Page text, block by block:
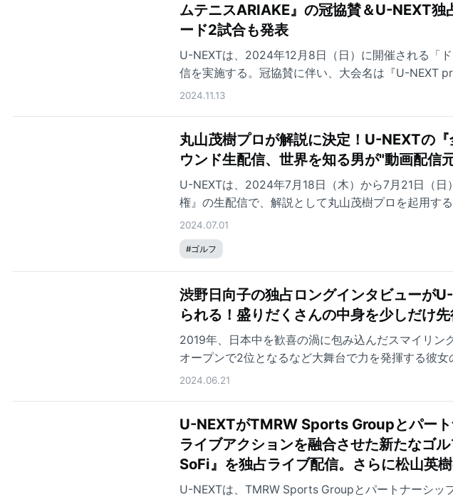
ムテニスARIAKE』の冠協賛＆U-NEXT独
ード2試合も発表
U-NEXTは、2024年12月8日（日）に開催される「
信を実施する。冠協賛に伴い、大会名は『U-NEXT
の月額会員の方であれば、追加料金なくお楽しみいた
2024.11.13
丸山茂樹プロが解説に決定！U-NEXTの
ウンド生配信、世界を知る男が"動画配信
U-NEXTは、2024年7月18日（木）から7月21日（
権』の生配信で、解説として丸山茂樹プロを起用する
2024.07.01
#ゴルフ
渋野日向子の独占ロングインタビューが
られる！盛りだくさんの中身を少しだけ
2019年、日本中を歓喜の渦に包み込んだスマイリン
オープンで2位となるなど大舞台で力を発揮する彼女
2024.06.21
U-NEXTがTMRW Sports Groupとパート
ライブアクションを融合させた新たなゴ
SoFi』を独占ライブ配信。さらに松山英
U-NEXTは、TMRW Sports Groupとパートナーシッ